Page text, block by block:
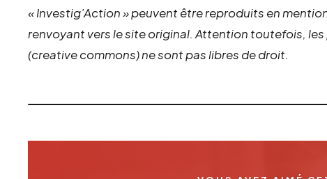
« Investig’Action » peuvent être reproduits en
renvoyant vers le site original. Attention toutefois, les
(creative commons) ne sont pas libres de droit.